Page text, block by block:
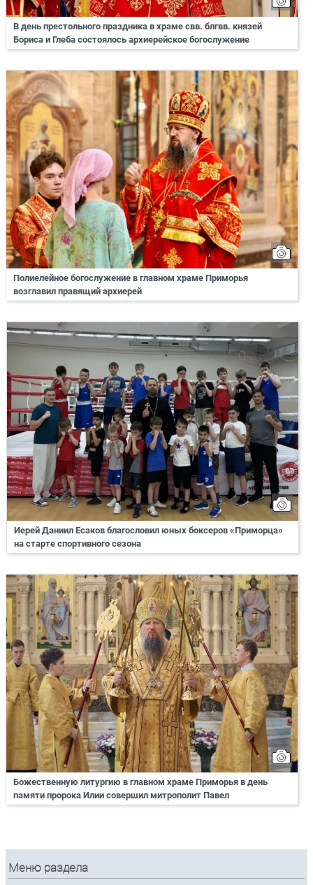
В день престольного праздника в храме свв. блгвв. князей
Бориса и Глеба состоялось архиерейское богослужение
Полиелейное богослужение в главном храме Приморья
возглавил правящий архиерей
Иерей Даниил Есаков благословил юных боксеров «Приморца»
на старте спортивного сезона
Божественную литургию в главном храме Приморья в день
памяти пророка Илии совершил митрополит Павел
Меню раздела